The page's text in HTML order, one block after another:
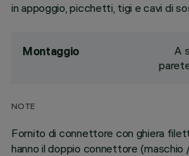
in appoggio, picchetti, tigi e cavi di
Montaggio
A
NOTE
Fornito di connettore con ghiera
hanno il doppio connettore (maschio